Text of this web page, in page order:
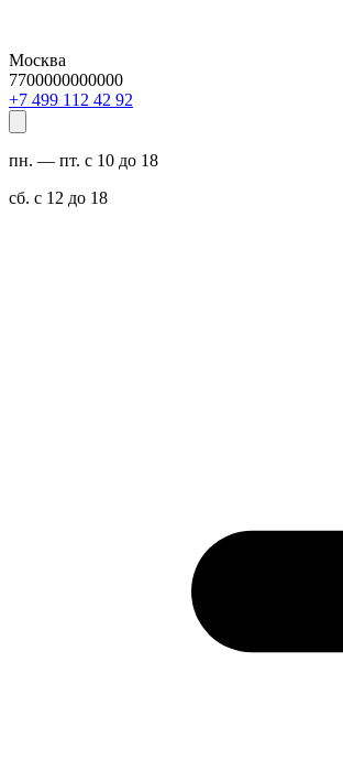
Москва
7700000000000
29 24 211 994 7+
пн. — пт. с 10 до 18
сб. с 12 до 18